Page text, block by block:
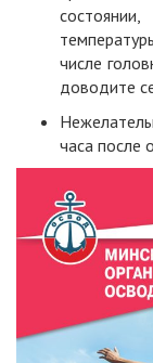
числе
доводите
часа после